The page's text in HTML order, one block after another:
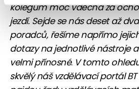
kolegům moc vděčná za
jezdí. Sejde se nás deset až
poradců, řešíme napřímo
dotazy na jednotlivé nástroje
velmi přínosné.V tomto
skvělý náš vzdělávací portál